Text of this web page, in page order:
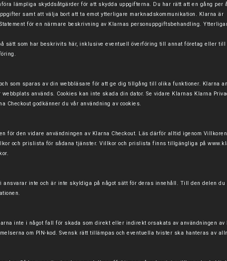
lämpliga skyddsåtgärder för att skydda uppgifterna. Du har rätt att en gång
samt att välja bort att ta emot ytterligare marknadskommunikation. Klarna är
för en närmare beskrivning av Klarnas personuppgiftsbehandling.
sätt som har beskrivits här, inklusive eventuell överföring till annat företag eller
som sparas av din webbläsare för att ge dig tillgång till olika funktioner. Klarna
används. Cookies kan inte skada din dator. Se vidare Klarnas Klarna
Checkout godkänner du vår användning av cookies.
den vidare användningen av Klarna Checkout. Läs därför alltid igenom
och prislista för sådana tjänster. Villkor och prislista finns tillgängliga på
inte och är inte skyldiga på något sätt för deras innehåll. Till den delen du
inte i något fall för skada som direkt eller indirekt orsakats av användningen av
om PIN-kod. Svensk rätt tillämpas och eventuella tvister ska hanteras av